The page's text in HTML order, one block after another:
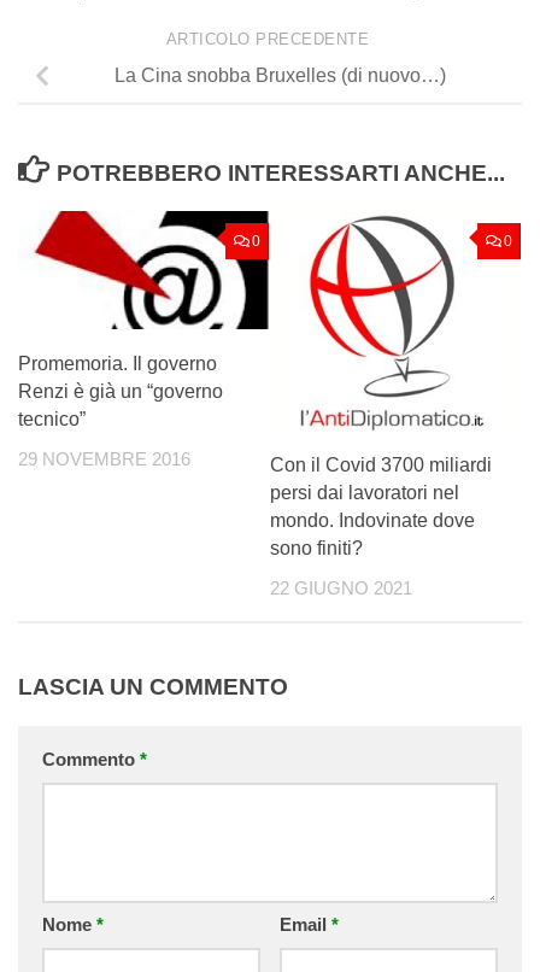
ARTICOLO PRECEDENTE
La Cina snobba Bruxelles (di nuovo…)
POTREBBERO INTERESSARTI ANCHE...
0
Promemoria. Il governo
Renzi è già un “governo
tecnico”
29 NOVEMBRE 2016
0
Con il Covid 3700 miliardi
persi dai lavoratori nel
mondo. Indovinate dove
sono finiti?
22 GIUGNO 2021
LASCIA UN COMMENTO
Commento *
Nome * Email *